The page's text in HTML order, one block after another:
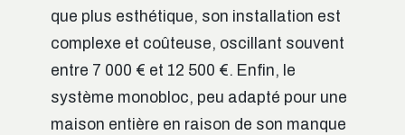
que plus esthétique, son installation est
complexe et coûteuse, oscillant souvent
entre 7 000 € et 12 500 €. Enfin, le
système monobloc, peu adapté pour une
maison entière en raison de son manque